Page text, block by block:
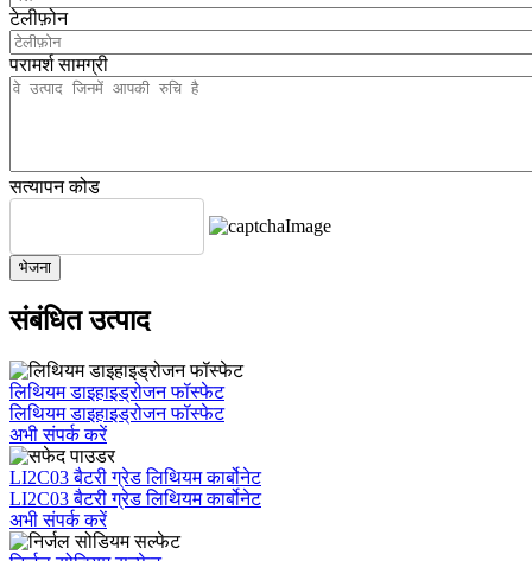
टेलीफ़ोन
परामर्श सामग्री
सत्यापन कोड
भेजना
संबंधित उत्पाद
लिथियम डाइहाइड्रोजन फॉस्फेट
लिथियम डाइहाइड्रोजन फॉस्फेट
अभी संपर्क करें
LI2C03 बैटरी ग्रेड लिथियम कार्बोनेट
LI2C03 बैटरी ग्रेड लिथियम कार्बोनेट
अभी संपर्क करें